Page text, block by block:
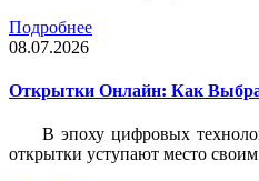
Подробнее
08.07.2026
Открытки Онлайн: Как
В эпоху цифровых
открытки уступают место